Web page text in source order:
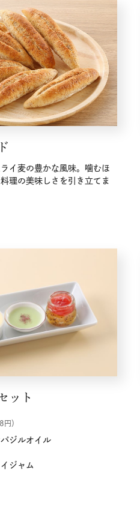
イ麦の豊かな風味。噛むほ
理の美味しさを引き立てま
ット
円）
ジルオイル
ジャム